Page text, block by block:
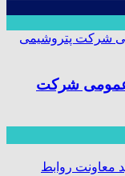
عمومی شرکت